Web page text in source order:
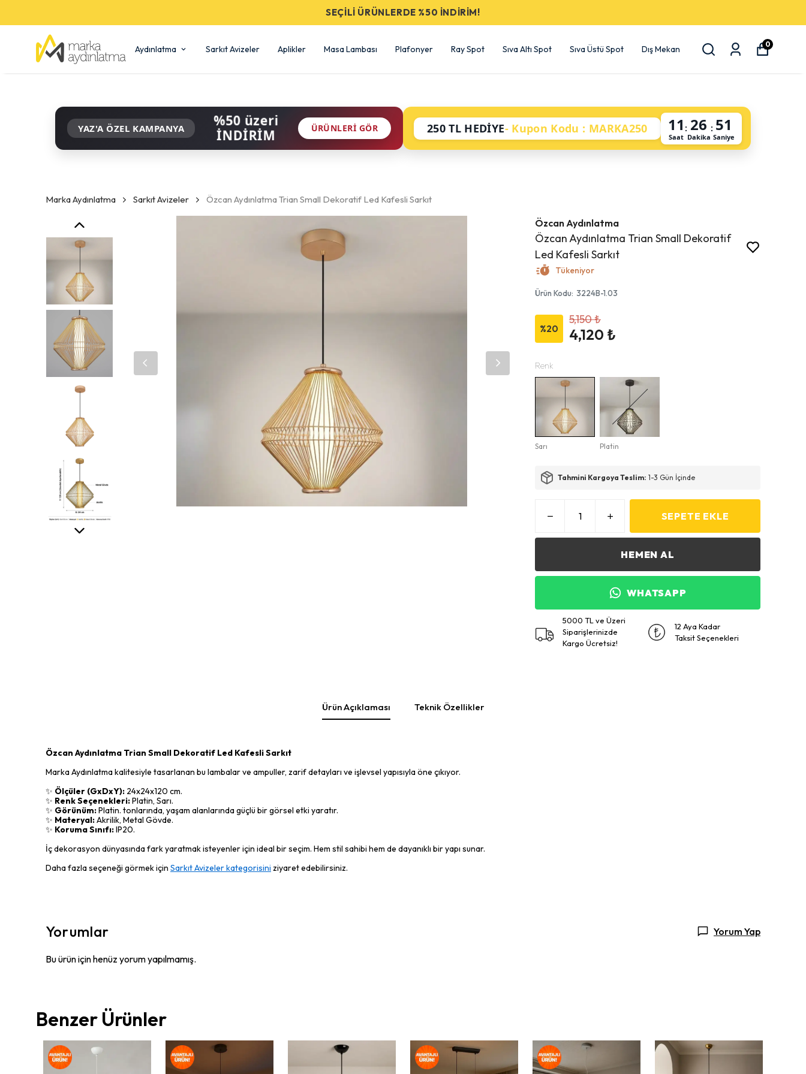
SEÇİLİ ÜRÜNLERDE %50 İNDİRİM!
Aydınlatma Sarkıt Avizeler Aplikler Masa Lambası Plafonyer Ray Spot Sıva Altı Spot Sıva Üstü Spot Dış Mekan 0
YAZ'A ÖZEL KAMPANYA
%50 üzeri
İNDİRİM
ÜRÜNLERI GÖR 250 TL HEDİYE- Kupon Kodu : MARKA250 11
Saat
: 26
Dakika
: 50
Saniye
Marka Aydınlatma Sarkıt Avizeler Özcan Aydınlatma Trian Small Dekoratif Led Kafesli Sarkıt
Özcan Aydınlatma
Özcan Aydınlatma Trian Small Dekoratif
Led Kafesli Sarkıt
Tükeniyor
Ürün Kodu: 3224B-1.03
%20
5,150 ₺
4,120 ₺
Renk
Sarı Platin
Tahmini Kargoya Teslim: 1-3 Gün İçinde
SEPETE EKLE
HEMEN AL
WHATSAPP
5000 TL ve Üzeri
Siparişlerinizde
Kargo Ücretsiz!
12 Aya Kadar
Taksit Seçenekleri
Ürün Açıklaması Teknik Özellikler
Özcan Aydınlatma Trian Small Dekoratif Led Kafesli Sarkıt
Marka Aydınlatma kalitesiyle tasarlanan bu lambalar ve ampuller, zarif detayları ve işlevsel yapısıyla öne çıkıyor.
✨ Ölçüler (GxDxY): 24x24x120 cm.
✨ Renk Seçenekleri:Platin, Sarı.
✨ Görünüm:Platin. tonlarında, yaşam alanlarında güçlü bir görsel etki yaratır.
✨ Materyal:Akrilik, Metal Gövde.
✨ Koruma Sınıfı:IP20.
İç dekorasyon dünyasında fark yaratmak isteyenler için ideal bir seçim. Hem stil sahibi hem de dayanıklı bir yapı sunar.
Daha fazla seçeneği görmek için Sarkıt Avizeler kategorisini ziyaret edebilirsiniz.
Yorumlar Yorum Yap
Bu ürün için henüz yorum yapılmamış.
Benzer Ürünler